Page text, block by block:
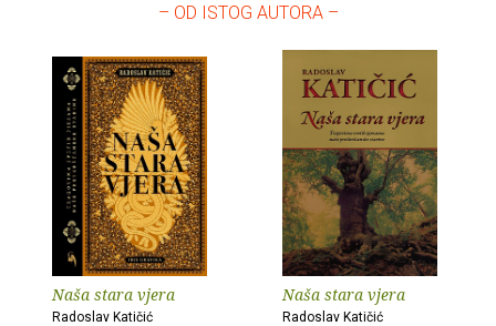
– OD ISTOG AUTORA –
Naša stara vjera
Radoslav Katičić
Naša stara vjera
Radoslav Katičić